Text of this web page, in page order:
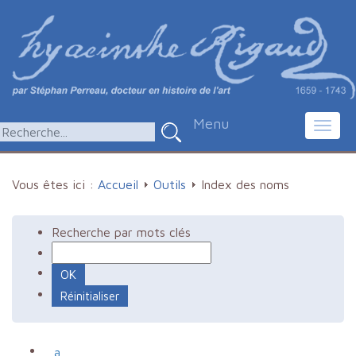
Menu
Vous êtes ici : Accueil Outils Index des noms
Recherche par mots clés
a